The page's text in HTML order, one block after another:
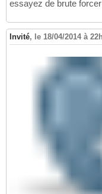
essayez de brute
Invité, le 18/04/2014 à